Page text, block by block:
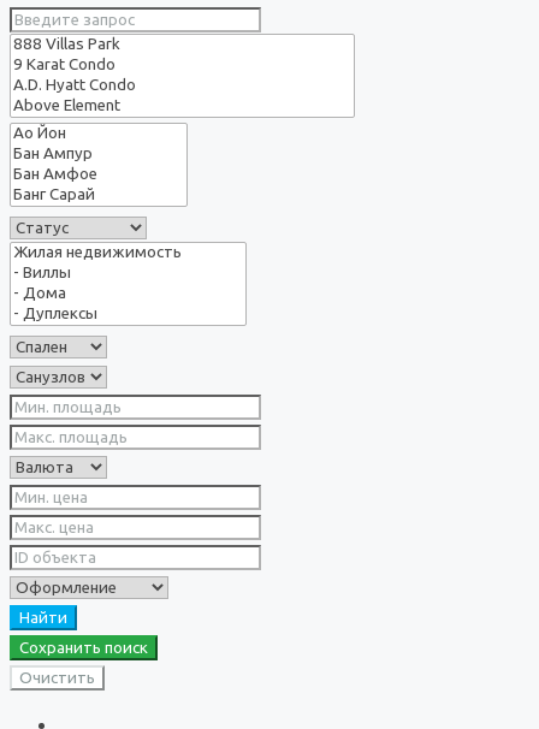
Найти
Сохранить поиск
Очистить